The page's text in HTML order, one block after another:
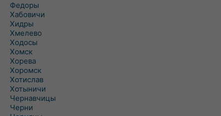
Федоры
Хабовичи
Хидры
Хмелево
Ходосы
Хомск
Хорева
Хоромск
Хотислав
Хотыничи
Чернавчицы
Черни